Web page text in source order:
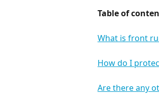
Table of
What is front
How do I
Are there any